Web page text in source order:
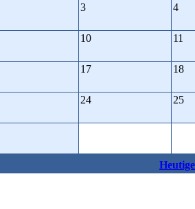
3 4
10 11
17 18
24 25